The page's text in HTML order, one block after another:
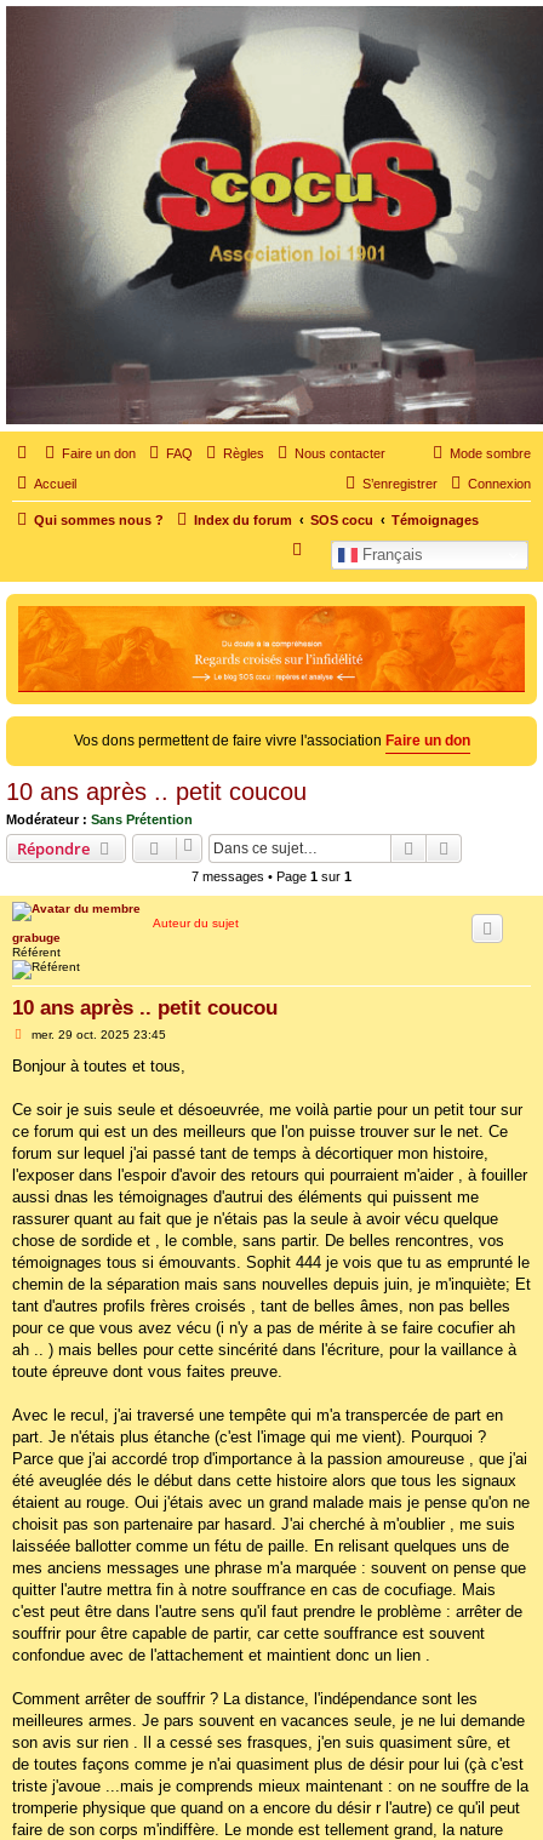
SOS cocu
SOS cocu est une association loi 1901 dont l'objet est le soutien aux victimes d'adultère.
Pouvoir parler, se confier, recevoir un soutien moral pour traverser une situation
personnelle douloureuse
Mode sombre
Faire un don FAQ Règles Nous contacter
Accueil Connexion
S’enregistrer
Qui sommes nous ? Index du forum SOS cocu Témoignages
Français
c
e
r
Vos dons permettent de faire vivre l'association Faire un don
10 ans après .. petit coucou
Modérateur : Sans Prétention
Répondre Rechercher
7 messages • Page 1 sur 1
Auteur du sujet
grabuge
Référent
10 ans après .. petit coucou
M
s
g
mer. 29 oct. 2025 23:45
Bonjour à toutes et tous,
Ce soir je suis seule et désoeuvrée, me voilà partie pour un petit tour sur
ce forum qui est un des meilleurs que l'on puisse trouver sur le net. Ce
forum sur lequel j'ai passé tant de temps à décortiquer mon histoire,
l'exposer dans l'espoir d'avoir des retours qui pourraient m'aider , à fouiller
aussi dnas les témoignages d'autrui des éléments qui puissent me
rassurer quant au fait que je n'étais pas la seule à avoir vécu quelque
chose de sordide et , le comble, sans partir. De belles rencontres, vos
témoignages tous si émouvants. Sophit 444 je vois que tu as emprunté le
chemin de la séparation mais sans nouvelles depuis juin, je m'inquiète; Et
tant d'autres profils frères croisés , tant de belles âmes, non pas belles
pour ce que vous avez vécu (i n'y a pas de mérite à se faire cocufier ah
ah .. ) mais belles pour cette sincérité dans l'écriture, pour la vaillance à
toute épreuve dont vous faites preuve.
Avec le recul, j'ai traversé une tempête qui m'a transpercée de part en
part. Je n'étais plus étanche (c'est l'image qui me vient). Pourquoi ?
Parce que j'ai accordé trop d'importance à la passion amoureuse , que j'ai
été aveuglée dés le début dans cette histoire alors que tous les signaux
étaient au rouge. Oui j'étais avec un grand malade mais je pense qu'on ne
choisit pas son partenaire par hasard. J'ai cherché à m'oublier , me suis
laisséée ballotter comme un fétu de paille. En relisant quelques uns de
mes anciens messages une phrase m'a marquée : souvent on pense que
quitter l'autre mettra fin à notre souffrance en cas de cocufiage. Mais
c'est peut être dans l'autre sens qu'il faut prendre le problème : arrêter de
souffrir pour être capable de partir, car cette souffrance est souvent
confondue avec de l'attachement et maintient donc un lien .
Comment arrêter de souffrir ? La distance, l'indépendance sont les
meilleures armes. Je pars souvent en vacances seule, je ne lui demande
son avis sur rien . Il a cessé ses frasques, j'en suis quasiment sûre, et
de toutes façons comme je n'ai quasiment plus de désir pour lui (çà c'est
triste j'avoue ...mais je comprends mieux maintenant : on ne souffre de la
tromperie physique que quand on a encore du désir r l'autre) ce qu'il peut
faire de son corps m'indiffère. Le monde est tellement grand, la nature